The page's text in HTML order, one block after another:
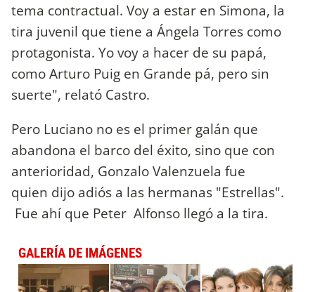
tema contractual. Voy a estar en Simona, la
tira juvenil que tiene a Ángela Torres como
protagonista. Yo voy a hacer de su papá,
como Arturo Puig en Grande pá, pero sin
suerte", relató Castro.
Pero Luciano no es el primer galán que
abandona el barco del éxito, sino que con
anterioridad, Gonzalo Valenzuela fue
quien dijo adiós a las hermanas "Estrellas".
Fue ahí que Peter Alfonso llegó a la tira.
GALERÍA DE IMÁGENES